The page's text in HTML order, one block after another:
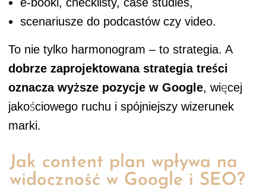
scenariusze do podcastów czy video.
To nie tylko harmonogram – to strategia. A
dobrze zaprojektowana strategia treści
oznacza wyższe pozycje w Google, więcej
jakościowego ruchu i spójniejszy wizerunek
marki.
Jak content plan wpływa na
widoczność w Google i SEO?